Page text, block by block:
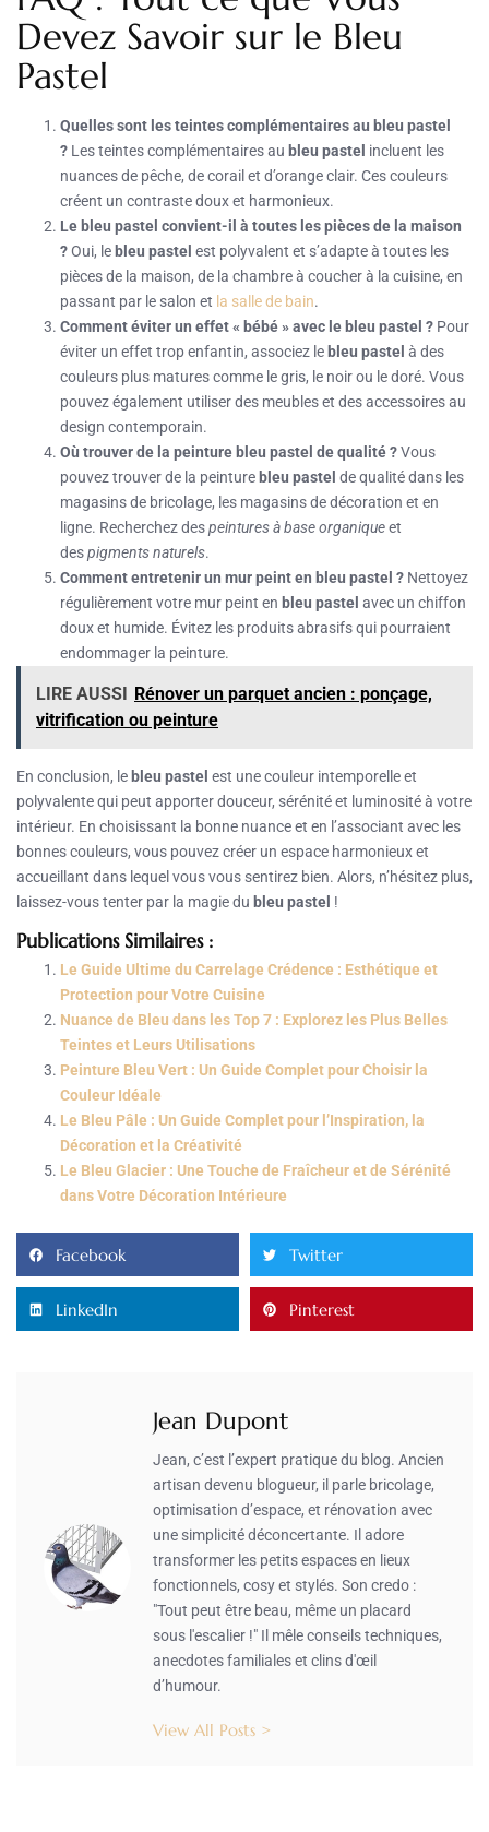
Devez Savoir sur le Bleu
Pastel
Quelles sont les teintes complémentaires au bleu pastel
? Les teintes complémentaires au bleu pastel incluent les
nuances de pêche, de corail et d’orange clair. Ces couleurs
créent un contraste doux et harmonieux.
Le bleu pastel convient-il à toutes les pièces de la maison
?Oui, le bleu pastel est polyvalent et s’adapte à toutes les
pièces de la maison, de la chambre à coucher à la cuisine, en
passant par le salon et la salle de bain.
Comment éviter un effet « bébé » avec le bleu pastel ? Pour
éviter un effet trop enfantin, associez le bleu pastel à des
couleurs plus matures comme le gris, le noir ou le doré. Vous
pouvez également utiliser des meubles et des accessoires au
design contemporain.
Où trouver de la peinture bleu pastel de qualité ?Vous
pouvez trouver de la peinture bleu pastel de qualité dans les
magasins de bricolage, les magasins de décoration et en
ligne. Recherchez despeintures à base organiqueet
despigments naturels.
Comment entretenir un mur peint en bleu pastel ? Nettoyez
régulièrement votre mur peint en bleu pastel avec un chiffon
doux et humide. Évitez les produits abrasifs qui pourraient
endommager la peinture.
LIRE AUSSI
Rénover un parquet ancien : ponçage,
vitrification ou peinture
En conclusion, le bleu pastel est une couleur intemporelle et
polyvalente qui peut apporter douceur, sérénité et luminosité à votre
intérieur. En choisissant la bonne nuance et en l’associant avec les
bonnes couleurs, vous pouvez créer un espace harmonieux et
accueillant dans lequel vous vous sentirez bien. Alors, n’hésitez plus,
laissez-vous tenter par la magie du bleu pastel !
Publications Similaires :
Le Guide Ultime du Carrelage Crédence : Esthétique et
Protection pour Votre Cuisine
Nuance de Bleu dans les Top 7 : Explorez les Plus Belles
Teintes et Leurs Utilisations
Peinture Bleu Vert : Un Guide Complet pour Choisir la
Couleur Idéale
Le Bleu Pâle : Un Guide Complet pour l’Inspiration, la
Décoration et la Créativité
Le Bleu Glacier : Une Touche de Fraîcheur et de Sérénité
dans Votre Décoration Intérieure
Facebook Twitter
LinkedIn Pinterest
Jean Dupont
Jean, c’est l’expert pratique du blog. Ancien
artisan devenu blogueur, il parle bricolage,
optimisation d’espace, et rénovation avec
une simplicité déconcertante. Il adore
transformer les petits espaces en lieux
fonctionnels, cosy et stylés. Son credo :
"Tout peut être beau, même un placard
sous l'escalier !" Il mêle conseils techniques,
anecdotes familiales et clins d'œil
d’humour.
View All Posts >